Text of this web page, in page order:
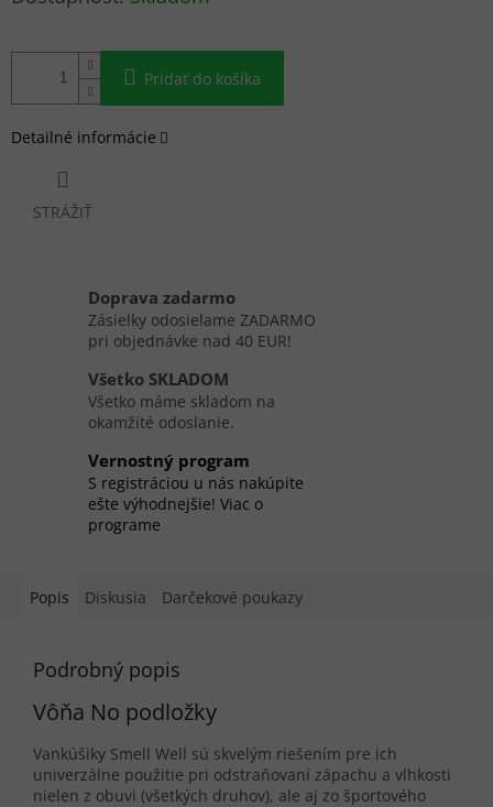
Pridať do košíka
Detailné informácie
STRÁŽIŤ
Doprava zadarmo
Zásielky odosielame ZADARMO
pri objednávke nad 40 EUR!
Všetko SKLADOM
Všetko máme skladom na
okamžité odoslanie.
Vernostný program
S registráciou u nás nakúpite
ešte výhodnejšie! Viac o
programe
Popis Diskusia Darčekové poukazy
Podrobný popis
Vôňa No podložky
Vankúšiky Smell Well sú skvelým riešením pre ich
univerzálne použitie pri odstraňovaní zápachu a vlhkosti
nielen z obuvi (všetkých druhov), ale aj zo športového